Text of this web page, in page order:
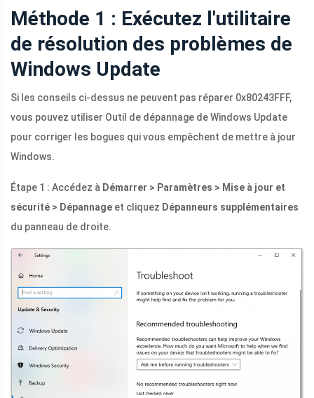
Méthode 1 : Exécutez l'utilitaire
de résolution des problèmes de
Windows Update
Si les conseils ci-dessus ne peuvent pas réparer 0x80243FFF,
vous pouvez utiliser Outil de dépannage de Windows Update
pour corriger les bogues qui vous empêchent de mettre à jour
Windows.
Étape 1 : Accédez à Démarrer > Paramètres > Mise à jour et
sécurité > Dépannage et cliquez Dépanneurs supplémentaires
du panneau de droite.